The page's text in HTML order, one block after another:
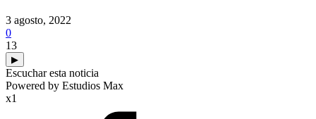
3 agosto, 2022
0
13
▶
Escuchar esta noticia
Powered by Estudios Max
x1